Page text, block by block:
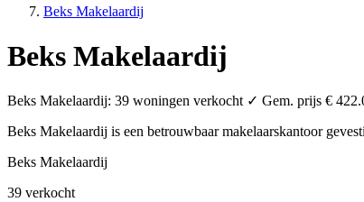
Beks Makelaardij
Beks Makelaardij
Beks Makelaardij: 39 woningen verkocht ✓ Gem. prijs €
Beks Makelaardij is een betrouwbaar makelaarskantoor
Beks Makelaardij
39 verkocht